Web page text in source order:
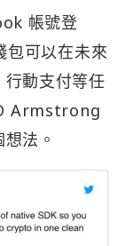
帳號登
包可以在未來
動支付等任
Armstrong
法。